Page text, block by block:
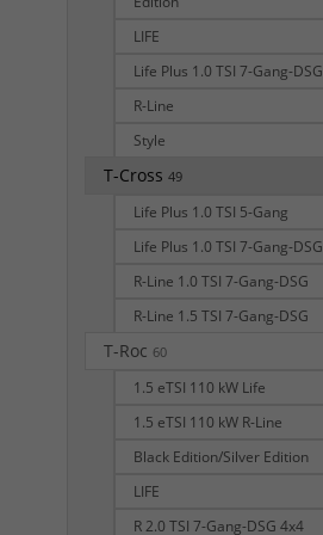
LIFE
Life Plus 1.0 TSI 7-Gang-DSG
R-Line
Style
T-Cross 49
Life Plus 1.0 TSI 5-Gang
Life Plus 1.0 TSI 7-Gang-DSG
R-Line 1.0 TSI 7-Gang-DSG
R-Line 1.5 TSI 7-Gang-DSG
T-Roc 60
1.5 eTSI 110 kW Life
1.5 eTSI 110 kW R-Line
Black Edition/Silver Edition
LIFE
R 2.0 TSI 7-Gang-DSG 4x4